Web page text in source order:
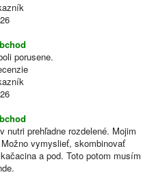
porusene.
nutri prehľadne rozdelené. Mojim
vymyslieť, skombinovať
a pod. Toto potom musím